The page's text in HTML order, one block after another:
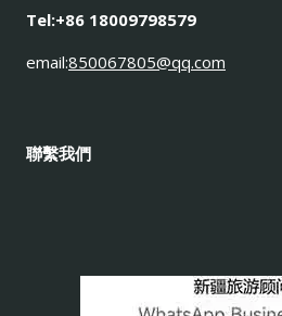
Tel:+86 18009798579
email:850067805@qq.com
聯繫我們